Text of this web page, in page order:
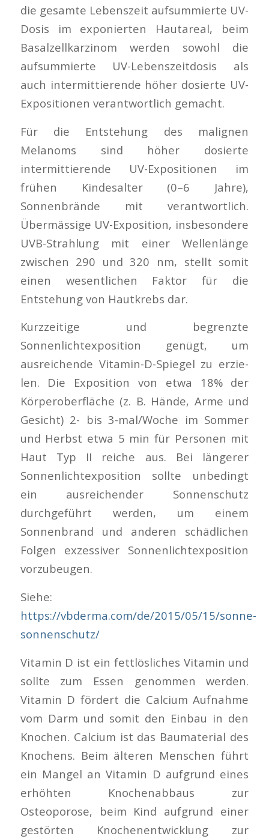
die gesamte Lebenszeit aufsummierte UV-
Dosis im exponierten Hautareal, beim
Basalzellkarzinom werden sowohl die
aufsummierte UV-Lebenszeitdosis als
auch intermittierende höher dosierte UV-
Expositionen verantwortlich gemacht.
Für die Entstehung des malignen
Melanoms sind höher dosierte
intermittierende UV-Expositionen im
frühen Kindesalter (0–6 Jahre),
Sonnenbrände mit verantwortlich.
Übermässige UV-Exposition, insbe­sondere
UVB-Strahlung mit einer Wellenlänge
zwischen 290 und 320 nm, stellt somit
einen wesentlichen Faktor für die
Entstehung von Hautkrebs dar.
Kurzzeitige und begrenzte
Sonnenlichtexposition genügt, um
ausreichende Vitamin-D-Spiegel zu erzie­
len. Die Exposition von etwa 18% der
Körperoberfläche (z. B. Hände, Arme und
Gesicht) 2- bis 3-mal/Woche im Sommer
und Herbst etwa 5 min für Personen mit
Haut­ Typ II reiche aus. Bei längerer
Sonnenlichtexposition sollte unbedingt
ein ausreichender Sonnenschutz
durchgeführt werden, um einem
Sonnenbrand und anderen schädlichen
Folgen exzessiver Sonnenlichtexposition
vorzubeugen.
Siehe:
https://vbderma.com/de/2015/05/15/sonne-
sonnenschutz/
Vitamin D ist ein fettlösliches Vitamin und
sollte zum Essen genommen werden.
Vitamin D fördert die Calcium Aufnahme
vom Darm und somit den Einbau in den
Knochen. Calcium ist das Baumaterial des
Knochens. Beim älteren Menschen führt
ein Mangel an Vitamin D aufgrund eines
erhöhten Knochenabbaus zur
Osteoporose, beim Kind aufgrund einer
gestörten Knochenentwicklung zur